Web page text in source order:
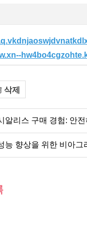
삭제
알리스 구매 경험: 안
능 향상을 위한 비아그